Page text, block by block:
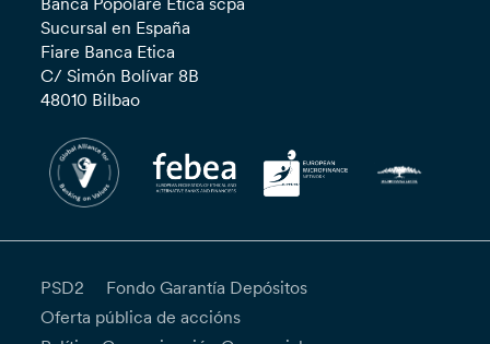
Sucursal en España
Fiare Banca Etica
C/ Simón Bolívar 8B
48010 Bilbao
PSD2
Fondo Garantía Depósitos
Oferta pública de accións